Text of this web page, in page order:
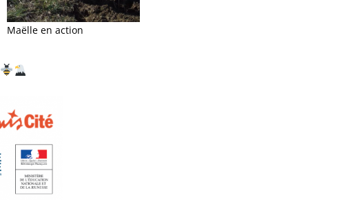
Maëlle en action